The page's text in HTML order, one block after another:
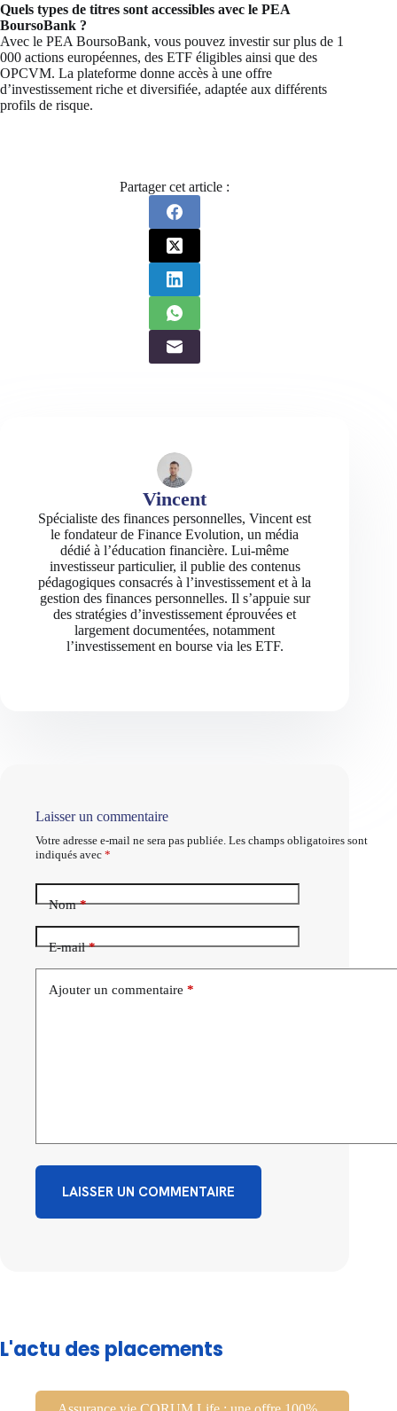
Quels types de titres sont accessibles avec le PEA
BoursoBank ?
Avec le PEA BoursoBank, vous pouvez investir sur plus de 1
000 actions européennes, des ETF éligibles ainsi que des
OPCVM. La plateforme donne accès à une offre
d’investissement riche et diversifiée, adaptée aux différents
profils de risque.
Partager cet article :
Vincent
Spécialiste des finances personnelles, Vincent est
le fondateur de Finance Evolution, un média
dédié à l’éducation financière. Lui-même
investisseur particulier, il publie des contenus
pédagogiques consacrés à l’investissement et à la
gestion des finances personnelles. Il s’appuie sur
des stratégies d’investissement éprouvées et
largement documentées, notamment
l’investissement en bourse via les ETF.
Laisser un commentaire
Votre adresse e-mail ne sera pas publiée. Les champs obligatoires sont
indiqués avec *
Nom*
E-mail*
Ajouter un commentaire *
LAISSER UN COMMENTAIRE
L'actu des placements